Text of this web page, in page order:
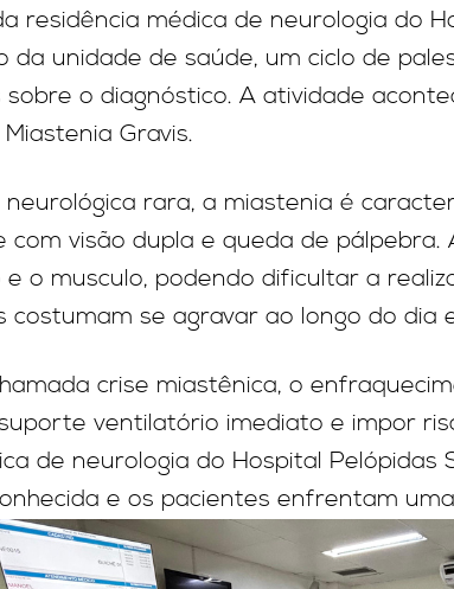
residência médica de neurologia do
da unidade de saúde, um ciclo de
o diagnóstico. A atividade
Gravis.
rara, a miastenia é
visão dupla e queda de pálpebra.
o musculo, podendo dificultar a
costumam se agravar ao longo do
crise miastênica, o
ventilatório imediato e impor
de neurologia do Hospital Pelópidas
e os pacientes enfrentam